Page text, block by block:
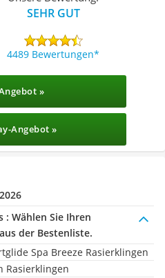
SEHR GUT
4489 Bewertungen
»
Angebot »
: Wählen Sie Ihren
der Bestenliste.
Spa Breeze Rasierklingen
Rasierklingen